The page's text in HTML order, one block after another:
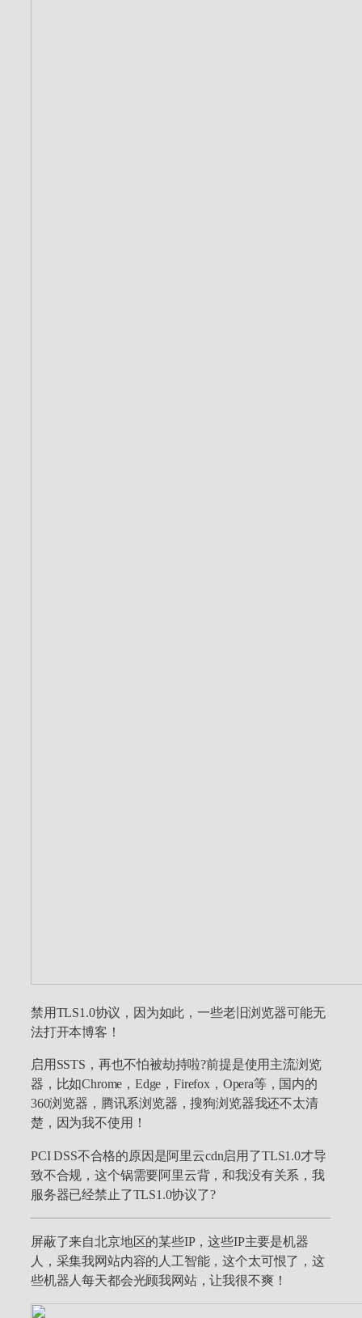
禁用TLS1.0协议，因为如此，一些老旧浏览器可能无
法打开本博客！
启用SSTS，再也不怕被劫持啦?前提是使用主流浏览
器，比如Chrome，Edge，Firefox，Opera等，国内的
360浏览器，腾讯系浏览器，搜狗浏览器我还不太清
楚，因为我不使用！
PCI DSS不合格的原因是阿里云cdn启用了TLS1.0才导
致不合规，这个锅需要阿里云背，和我没有关系，我
服务器已经禁止了TLS1.0协议了?
屏蔽了来自北京地区的某些IP，这些IP主要是机器
人，采集我网站内容的人工智能，这个太可恨了，这
些机器人每天都会光顾我网站，让我很不爽！